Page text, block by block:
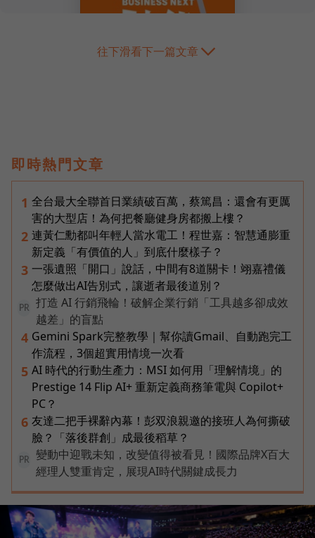
往下滑看下一篇文章
即時熱門文章
1 全台最大全聯首日業績破百萬，蔡篤昌：還會有更厲
害的大型店！為何把餐廳健身房都搬上樓？
2 連黃仁勳都叫年輕人當水電工！程世嘉：智慧通膨重
新定義「有價值的人」到底什麼樣子？
3 一張遺照「開口」說話，中間有8道關卡！翊嘉禮儀
怎麼做出AI告別式，讓逝者最後道別？
PR
打造 AI 行銷飛輪！破解企業行銷「工具越多卻成效
越差」的盲點
4 Gemini Spark完整教學｜幫你讀Gmail、自動跑完工
作流程，3個超實用情境一次看
5 AI 時代的行動生產力：MSI 如何用「理解情境」的
Prestige 14 Flip AI+ 重新定義商務筆電與 Copilot+
PC？
6 友達二把手裸辭內幕！彭双浪親邀的接班人為何撕破
臉？「落後群創」成最後稻草？
PR
變動中迎戰未知，改變值得被看見！國際品牌X百大
經理人雙重肯定，展現AI時代關鍵成長力